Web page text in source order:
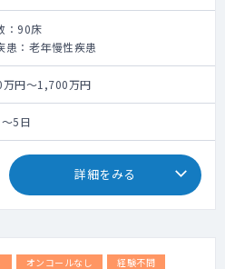
：90床
患：老年慢性疾患
円～1,700万円
5日
詳細をみる
オンコールなし
経験不問